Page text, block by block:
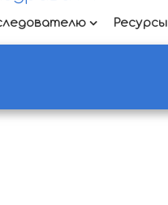
Ресурсы